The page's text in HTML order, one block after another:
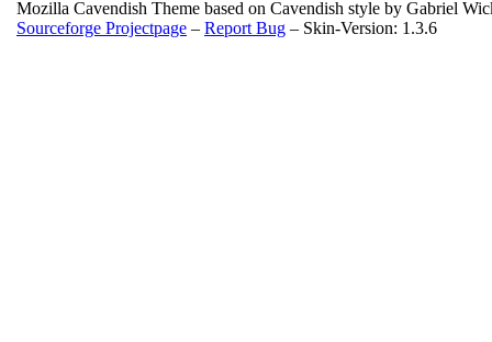
Mozilla Cavendish Theme based on Cavendish style by Gabriel
Sourceforge Projectpage – Report Bug – Skin-Version: 1.3.6